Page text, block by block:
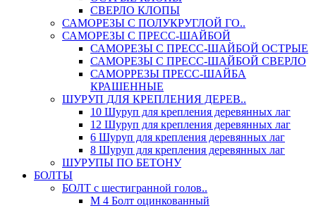
СВЕРЛО КЛОПЫ
САМОРЕЗЫ С ПОЛУКРУГЛОЙ ГО..
САМОРЕЗЫ С ПРЕСС-ШАЙБОЙ
САМОРЕЗЫ С ПРЕСС-ШАЙБОЙ ОСТРЫЕ
САМОРЕЗЫ С ПРЕСС-ШАЙБОЙ СВЕРЛО
САМОРРЕЗЫ ПРЕСС-ШАЙБА
КРАШЕННЫЕ
ШУРУП ДЛЯ КРЕПЛЕНИЯ ДЕРЕВ..
10 Шуруп для крепления деревянных лаг
12 Шуруп для крепления деревянных лаг
6 Шуруп для крепления деревянных лаг
8 Шуруп для крепления деревянных лаг
ШУРУПЫ ПО БЕТОНУ
БОЛТЫ
БОЛТ с шестигранной голов..
М 4 Болт оцинкованный